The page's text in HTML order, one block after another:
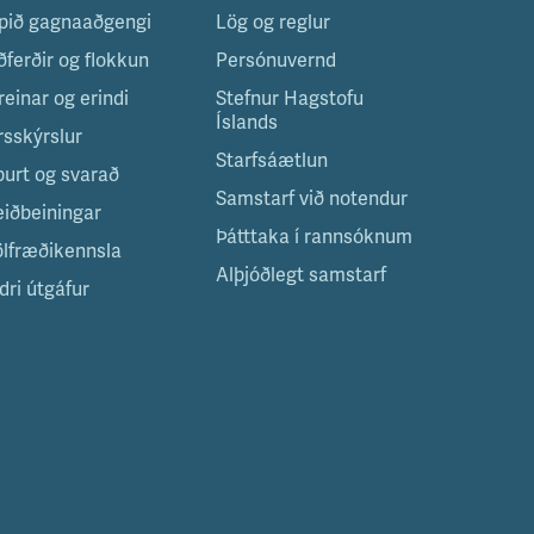
gagnaaðgengi
og flokkun
og erindi
og svarað
útgáfur
Lög og reglur
Persónuvernd
Stefnur Hagstofu
Íslands
Starfsáætlun
Samstarf við notendur
Þátttaka í rannsóknum
Alþjóðlegt samstarf